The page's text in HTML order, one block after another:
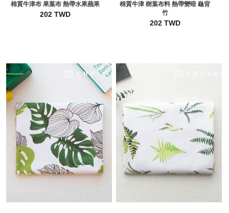
棉質牛津布 果葉布 熱帶水果蘋果
202 TWD
棉質牛津 樹葉布料 熱帶變暗 龜背
竹
202 TWD